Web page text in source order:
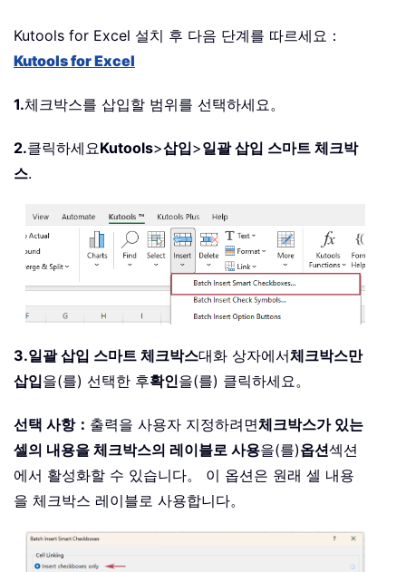
Kutools for Excel 설치 후 다음 단계를 따르세요：
Kutools for Excel
1.체크박스를 삽입할 범위를 선택하세요。
2.클릭하세요Kutools>삽입>일괄 삽입 스마트 체크박
스.
3.일괄 삽입 스마트 체크박스대화 상자에서체크박스만
삽입을(를) 선택한 후확인을(를) 클릭하세요。
선택 사항： 출력을 사용자 지정하려면체크박스가 있는
셀의 내용을 체크박스의 레이블로 사용을(를)옵션섹션
에서 활성화할 수 있습니다。 이 옵션은 원래 셀 내용
을 체크박스 레이블로 사용합니다。